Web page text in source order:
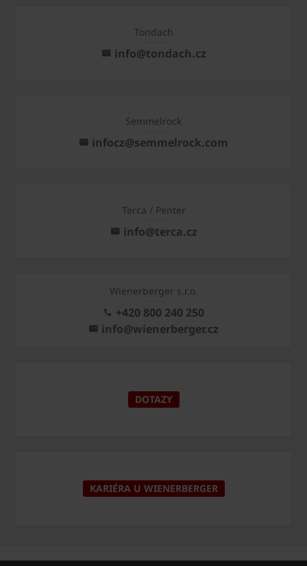
Tondach
info@tondach.cz
Semmelrock
infocz@semmelrock.com
Terca / Penter
info@terca.cz
Wienerberger s.r.o.
+420 800 240 250
info@wienerberger.cz
DOTAZY
KARIÉRA U WIENERBERGER